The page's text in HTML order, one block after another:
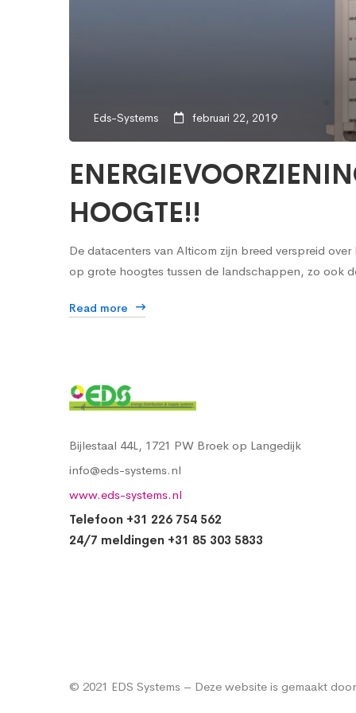
Eds-Systems februari 22, 2019
HOOGTE!!
De datacenters van Alticom zijn breed verspreid
op grote hoogtes tussen de landschappen, zo ook
Read more
Bijlestaal 44L, 1721 PW Broek op Langedijk
info@eds-systems.nl
www.eds-systems.nl
Telefoon +31 226 754 562
24/7 meldingen +31 85 303 5833
© 2021 EDS Systems – Deze website is gemaakt